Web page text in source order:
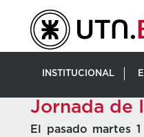
INSTITUCIONAL
Jornada de
El pasado martes